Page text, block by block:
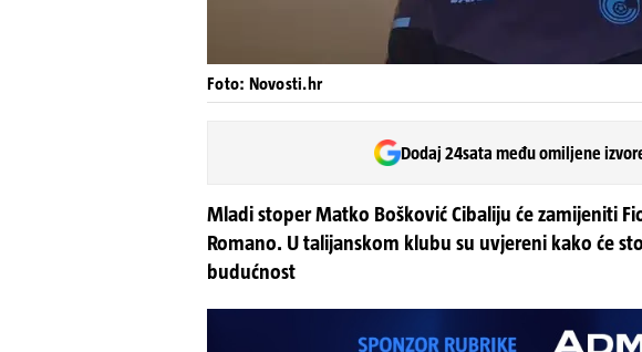
Foto: Novosti.hr
Dodaj 24sata među omiljene
Mladi stoper Matko Bošković Cibaliju će zamijeniti
Romano. U talijanskom klubu su uvjereni kako će
budućnost